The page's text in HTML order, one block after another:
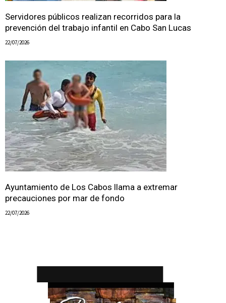
Servidores públicos realizan recorridos para la
prevención del trabajo infantil en Cabo San Lucas
22/07/2026
Ayuntamiento de Los Cabos llama a extremar
precauciones por mar de fondo
22/07/2026